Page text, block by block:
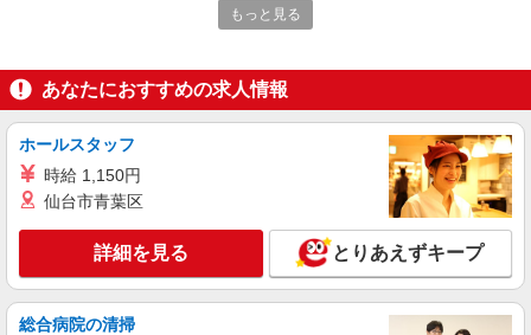
い・週払い可能（規程有）★ ゜・。○。・゜
+゜・。○。・゜+゜
紹介予定派遣
株式会社シエロ
【Y!mobile】人気機種に詳しくなれる携帯販
時給1500円〜1600円（経験・能力による） ※
残業代支給 ★交通費別途支給（規定あり） ゜
+゜・。○。・゜+゜・。○。・゜+゜ 入社祝い金10
万円支給(規定有) お友達を紹介頂くと, インセンテ
ィブ支給(規定有) ★月2回払い・週払い可能（規程
有）★ ゜・。○。・゜+゜・。○。・゜+゜
愛知県岡崎市のY！mobileショップ
キープ 詳細を見る
もっと見る
あなたにおすすめの求人情報
ホールスタッフ
時給 1,150円
仙台市青葉区
詳細を見る とりあえずキープ
総合病院の清掃